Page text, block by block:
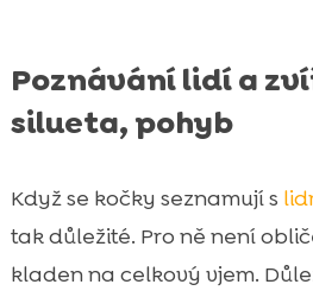
Poznávání lidí a
silueta, pohyb
Když se kočky seznamují s
tak důležité. Pro ně není
kladen na celkový vjem.